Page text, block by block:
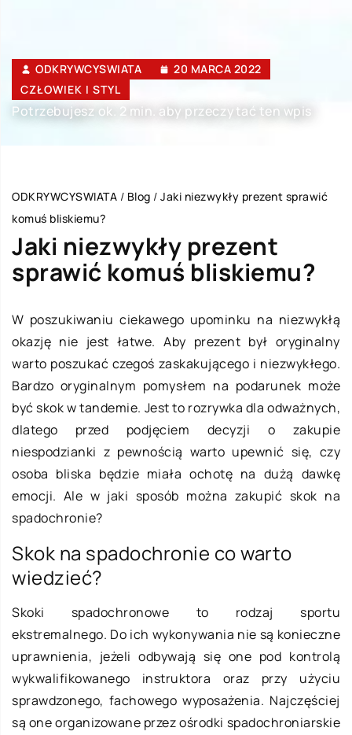
ODKRYWCYSWIATA
20 MARCA 2022
CZŁOWIEK I STYL
Potrzebujesz ok. 2 min. aby przeczytać ten wpis
ODKRYWCYSWIATA / Blog / Jaki niezwykły prezent sprawić
komuś bliskiemu?
Jaki niezwykły prezent
sprawić komuś bliskiemu?
W poszukiwaniu ciekawego upominku na niezwykłą
okazję nie jest łatwe. Aby prezent był oryginalny
warto poszukać czegoś zaskakującego i niezwykłego.
Bardzo oryginalnym pomysłem na podarunek może
być skok w tandemie. Jest to rozrywka dla odważnych,
dlatego przed podjęciem decyzji o zakupie
niespodzianki z pewnością warto upewnić się, czy
osoba bliska będzie miała ochotę na dużą dawkę
emocji. Ale w jaki sposób można zakupić skok na
spadochronie?
Skok na spadochronie co warto
wiedzieć?
Skoki spadochronowe to rodzaj sportu
ekstremalnego. Do ich wykonywania nie są konieczne
uprawnienia, jeżeli odbywają się one pod kontrolą
wykwalifikowanego instruktora oraz przy użyciu
sprawdzonego, fachowego wyposażenia. Najczęściej
są one organizowane przez ośrodki spadochroniarskie